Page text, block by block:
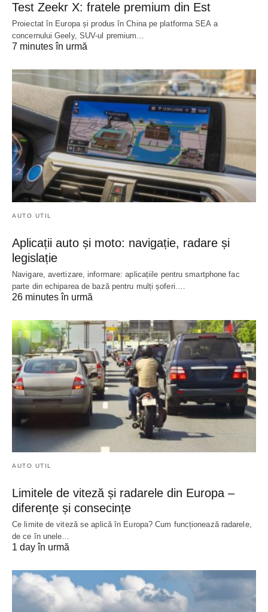
Test Zeekr X: fratele premium din Est
Proiectat în Europa și produs în China pe platforma SEA a
concernului Geely, SUV-ul premium…
7 minutes în urmă
AUTO UTIL
Aplicații auto și moto: navigație, radare și
legislație
Navigare, avertizare, informare: aplicațiile pentru smartphone fac
parte din echiparea de bază pentru mulți șoferi.…
26 minutes în urmă
AUTO UTIL
Limitele de viteză și radarele din Europa –
diferențe și consecințe
Ce limite de viteză se aplică în Europa? Cum funcționează radarele,
de ce în unele…
1 day în urmă